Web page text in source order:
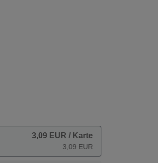
3,09 EUR / Karte
3,09 EUR